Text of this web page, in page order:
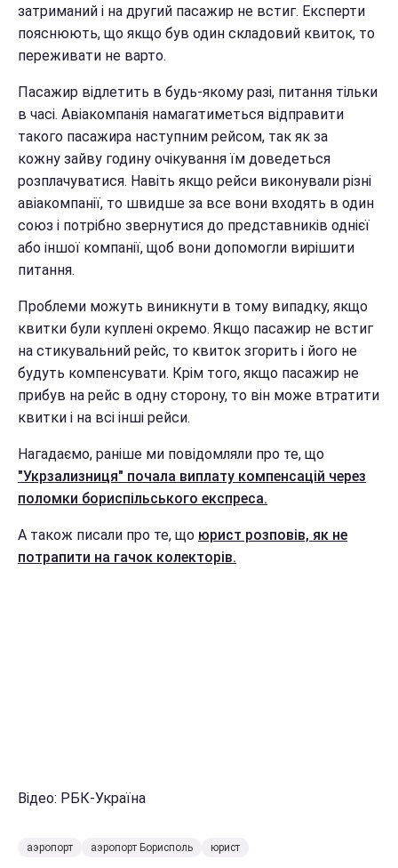
затриманий і на другий пасажир не встиг. Експерти
пояснюють, що якщо був один складовий квиток, то
переживати не варто.
Пасажир відлетить в будь-якому разі, питання тільки
в часі. Авіакомпанія намагатиметься відправити
такого пасажира наступним рейсом, так як за
кожну зайву годину очікування їм доведеться
розплачуватися. Навіть якщо рейси виконували різні
авіакомпанії, то швидше за все вони входять в один
союз і потрібно звернутися до представників однієї
або іншої компанії, щоб вони допомогли вирішити
питання.
Проблеми можуть виникнути в тому випадку, якщо
квитки були куплені окремо. Якщо пасажир не встиг
на стикувальний рейс, то квиток згорить і його не
будуть компенсувати. Крім того, якщо пасажир не
прибув на рейс в одну сторону, то він може втратити
квитки і на всі інші рейси.
Нагадаємо, раніше ми повідомляли про те, що
"Укрзализниця" почала виплату компенсацій через
поломки бориспільського експреса.
А також писали про те, що юрист розповів, як не
потрапити на гачок колекторів.
Відео: РБК-Україна
аэропорт аэропорт Борисполь юрист